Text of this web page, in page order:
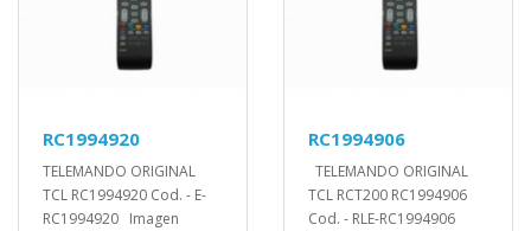
RC1994920
TELEMANDO ORIGINAL
TCL RC1994920 Cod. - E-
RC1994920 Imagen
RC1994906
TELEMANDO ORIGINAL
TCL RCT200 RC1994906
Cod. - RLE-RC1994906